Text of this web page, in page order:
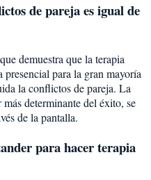
de parejaes igual de
demuestra que la terapia
para la gran mayoría
la conflictos de pareja. La
determinante del éxito, se
de la pantalla.
para hacer terapia